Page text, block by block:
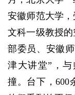
安徽师范大学
文科一级教授
部委员、安徽
津大讲堂”，
撞。台下，